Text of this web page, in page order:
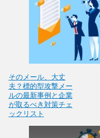
そのメール、大丈
夫？標的型攻撃メー
ルの最新事例と企業
が取るべき対策チェ
ックリスト